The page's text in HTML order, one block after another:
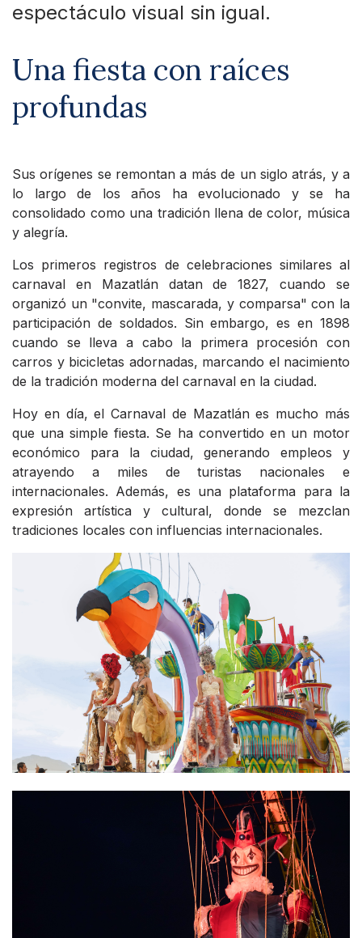
espectáculo visual sin igual.
Una fiesta con raíces
profundas
Sus orígenes se remontan a más de un siglo atrás, y a
lo largo de los años ha evolucionado y se ha
consolidado como una tradición llena de color, música
y alegría.
Los primeros registros de celebraciones similares al
carnaval en Mazatlán datan de 1827, cuando se
organizó un "convite, mascarada, y comparsa" con la
participación de soldados. Sin embargo, es en 1898
cuando se lleva a cabo la primera procesión con
carros y bicicletas adornadas, marcando el nacimiento
de la tradición moderna del carnaval en la ciudad.
Hoy en día, el Carnaval de Mazatlán es mucho más
que una simple fiesta. Se ha convertido en un motor
económico para la ciudad, generando empleos y
atrayendo a miles de turistas nacionales e
internacionales. Además, es una plataforma para la
expresión artística y cultural, donde se mezclan
tradiciones locales con influencias internacionales.